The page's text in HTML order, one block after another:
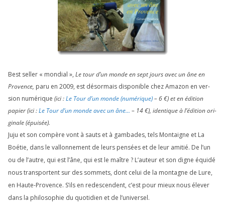
Best sel­ler « mon­dial », Le tour d’un monde en sept jours avec un âne en
Provence, paru en 2009, est désor­mais dis­po­nible chez Amazon en ver­
sion numé­rique (ici :Le Tour d’un monde (numé­rique)–6€) et en édi­tion
papier (ici :Le Tour d’un monde avec un âne… – 14€), iden­tique à l’é­di­tion ori­
gi­nale (épui­sée).
Juju et son com­père vont à sauts et à gam­bades, tels Montaigne et La
Boétie, dans le val­lon­ne­ment de leurs pen­sées et de leur ami­tié. De l’un
ou de l’autre, qui est l’âne, qui est le maître ? L’auteur et son digne équi­dé
nous trans­portent sur des som­mets, dont celui de la mon­tagne de Lure,
en Haute-Provence. S’ils en redes­cendent, c’est pour mieux nous éle­ver
dans la phi­lo­so­phie du quo­ti­dien et de l’universel.